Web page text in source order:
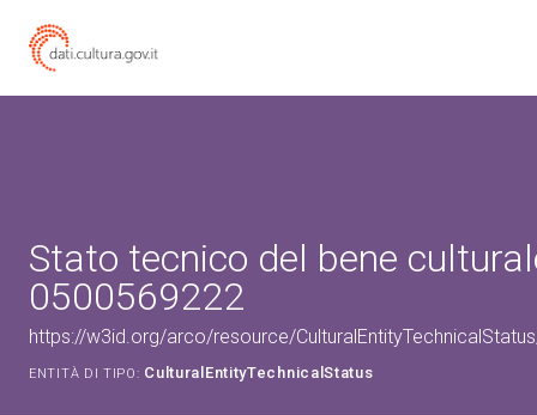
Stato tecnico del bene
0500569222
https://w3id.org/arco/resource/
ENTITÀ DI TIPO: CulturalEntityTechnicalStatus